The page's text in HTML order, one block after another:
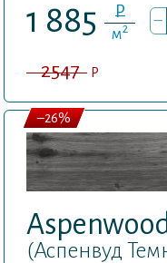
1 885 P
м2 –
2547 P
(Аспенвуд
–26%